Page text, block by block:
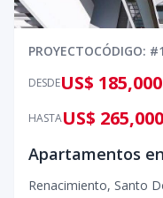
PROYECTOCÓDIGO: #
DESDEUS$ 185,000
HASTAUS$ 265,000
Apartamentos
Renacimiento, Santo